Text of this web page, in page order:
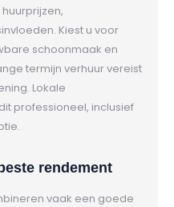
Kiest u voor
schoonmaak en
termijn verhuur vereist
Lokale
professioneel, inclusief
rendement
vaak een goede